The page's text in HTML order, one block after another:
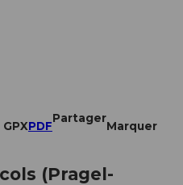
GPXPDF
Partager
Marquer
(Pragel-